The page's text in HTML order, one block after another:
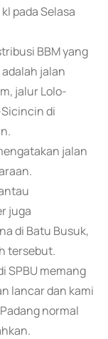
pada Selasa
BBM yang
jalan
jalur Lolo-
di
jalan
juga
di Batu Busuk,
tersebut.
SPBU memang
lancar dan kami
normal